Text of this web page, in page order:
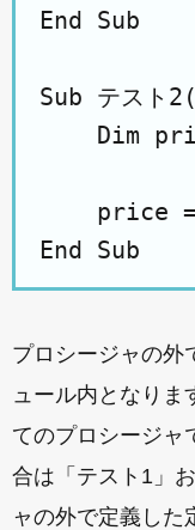
End Sub
Sub テスト
Dim
price
プロシージャの外
ュール内となり
てのプロシージャ
合は「テスト1」
ャの外で定義した